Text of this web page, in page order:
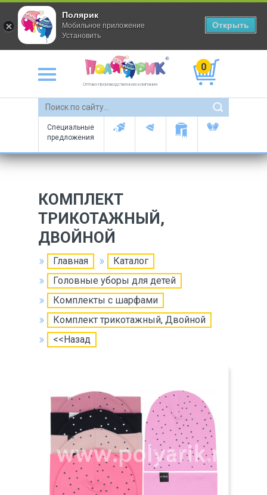
Оптово-производственная компания
0
Специальные
предложения
КОМПЛЕКТ
ТРИКОТАЖНЫЙ,
ДВОЙНОЙ
Главная
Каталог
Головные уборы для детей
Комплекты с шарфами
Комплект трикотажный, Двойной
<<Назад
Полярик
Мобильное приложение
Установить
Открыть